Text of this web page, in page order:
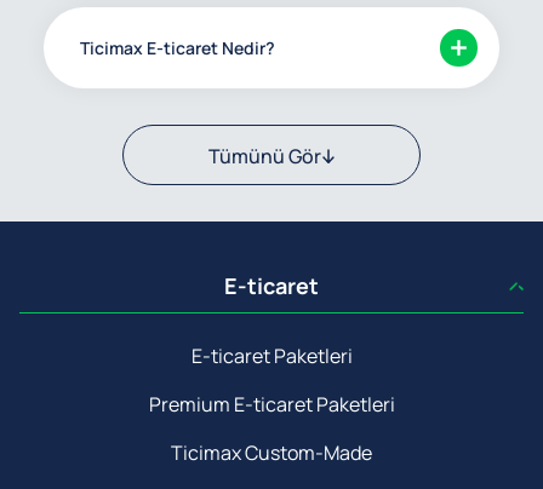
Ticimax E-ticaret Nedir?
Tümünü Gör
E-ticaret
E-ticaret Paketleri
Premium E-ticaret Paketleri
Ticimax Custom-Made